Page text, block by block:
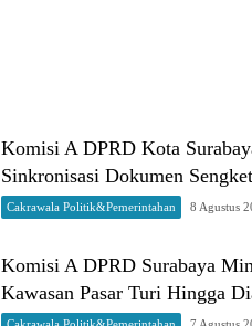
Komisi A DPRD Kota
Sinkronisasi Dokumen
Cakrawala Politik&Pemerintahan 8 Agustus
Komisi A DPRD Surabaya
Kawasan Pasar Turi Hingga